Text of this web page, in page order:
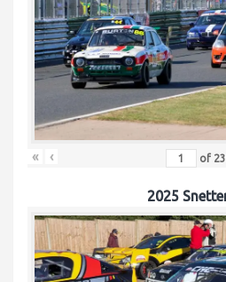
« ‹ of
2025